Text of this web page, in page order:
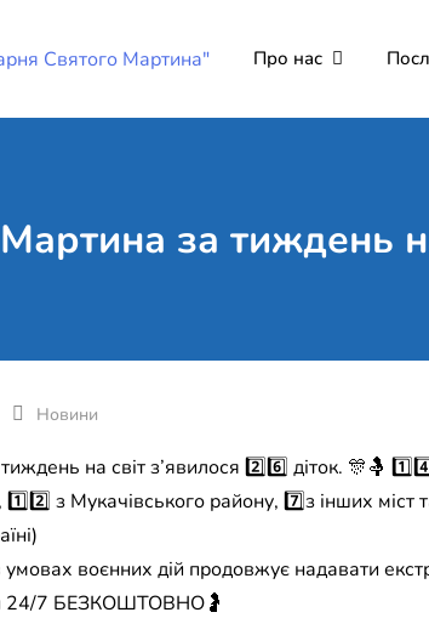
"Лікарня
Поліклініка Мукачево
Про нас
за тиждень
Новини
на світ з’явилося 2️⃣6️⃣ діток. 🎊🤱
з Мукачівського району, 7️⃣з інших міст
умовах воєнних дій продовжує надавати
24/7 БЕЗКОШТОВНО🤰